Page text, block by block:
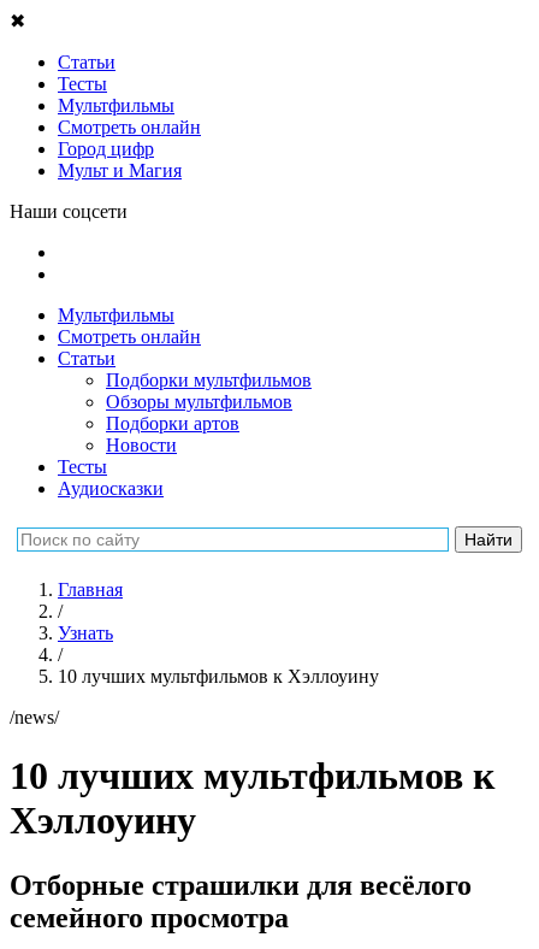
✖
Статьи
Тесты
Мультфильмы
Смотреть онлайн
Город цифр
Мульт и Магия
Наши соцсети
Мультфильмы
Смотреть онлайн
Статьи
Подборки мультфильмов
Обзоры мультфильмов
Подборки артов
Новости
Тесты
Аудиосказки
Главная
/
Узнать
/
10 лучших мультфильмов к Хэллоуину
/news/
10 лучших мультфильмов к
Хэллоуину
Отборные страшилки для весёлого
семейного просмотра